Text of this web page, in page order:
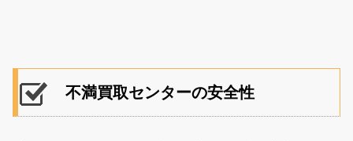
不満買取センターの安全性